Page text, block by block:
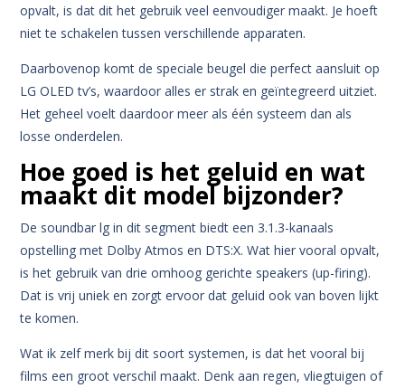
opvalt, is dat dit het gebruik veel eenvoudiger maakt. Je hoeft
niet te schakelen tussen verschillende apparaten.
Daarbovenop komt de speciale beugel die perfect aansluit op
LG OLED tv’s, waardoor alles er strak en geïntegreerd uitziet.
Het geheel voelt daardoor meer als één systeem dan als
losse onderdelen.
Hoe goed is het geluid en wat
maakt dit model bijzonder?
De soundbar lg in dit segment biedt een 3.1.3-kanaals
opstelling met Dolby Atmos en DTS:X.Wat hier vooral opvalt,
is het gebruik van drie omhoog gerichte speakers (up-firing).
Dat is vrij uniek en zorgt ervoor dat geluid ook van boven lijkt
te komen.
Wat ik zelf merk bij dit soort systemen, is dat het vooral bij
films een groot verschil maakt. Denk aan regen, vliegtuigen of